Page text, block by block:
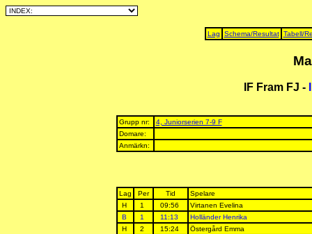
Lag Schema/Resultat Tabell/
IF Fram FJ -
Grupp nr:
4, Juniorserien 7-9 F
Domare:
Anmärkn:
Lag Per Tid
Spelare
H
1 09:56
Virtanen Evelina
B
1 11:13
Holländer Henrika
H
2 15:24
Östergård Emma